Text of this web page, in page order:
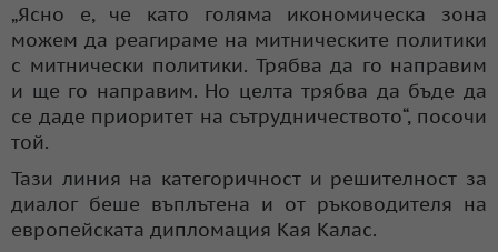
„Ясно е, че като голяма икономическа зона
можем да реагираме на митническите политики
с митнически политики. Трябва да го направим
и ще го направим. Но целта трябва да бъде да
се даде приоритет на сътрудничеството“, посочи
той.
Тази линия на категоричност и решителност за
диалог беше въплътена и от ръководителя на
европейската дипломация Кая Калас.